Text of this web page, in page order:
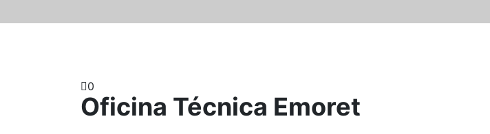
0
Oficina Técnica Emoret